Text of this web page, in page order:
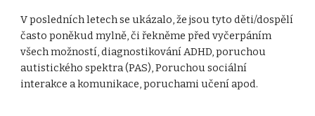
V posledních letech se ukázalo, že jsou tyto děti/dospělí
často poněkud mylně, či řekněme před vyčerpáním
všech možností, diagnostikování ADHD, poruchou
autistického spektra (PAS), Poruchou sociální
interakce a komunikace, poruchami učení apod.